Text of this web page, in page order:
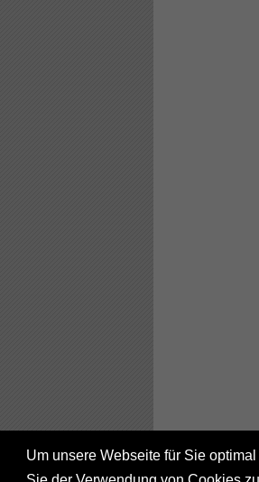
Um unsere Webseite für Sie